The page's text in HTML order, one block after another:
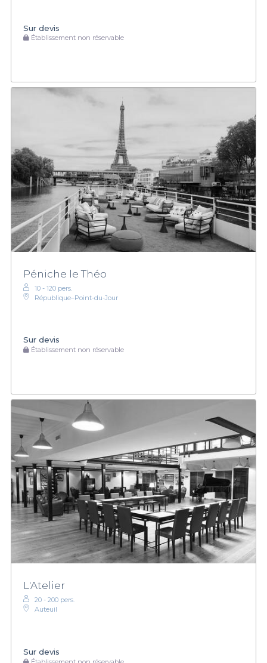
Sur devis
Établissement non réservable
Péniche le Théo
10 - 120 pers.
République–Point-du-Jour
Sur devis
Établissement non réservable
L'Atelier
20 - 200 pers.
Auteuil
Sur devis